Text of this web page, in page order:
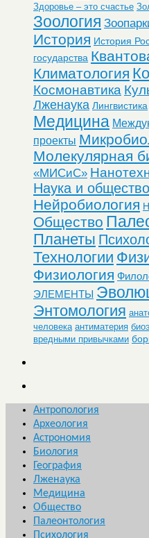
Здоровье – это счастье
Зоология
История История
государства
Климатология
Космонавтика
Лженаука Лингвистика
Медицина
проекты
Молекулярная
«МИСиС»
Наука и общество
Нейробиология
Общество
Планеты
Технологии
Физиология
ЭЛЕМЕНТЫ
Энтомология
человека антиматерия
вредными привычками
Антропология
Археология
Астрономия
Биология
География
Лженаука
Медицина
Общество
Палеонтология
Психология